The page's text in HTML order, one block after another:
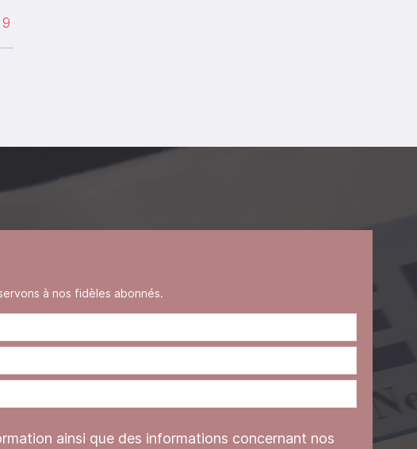
à nos fidèles abonnés.
ainsi que des informations concernant nos